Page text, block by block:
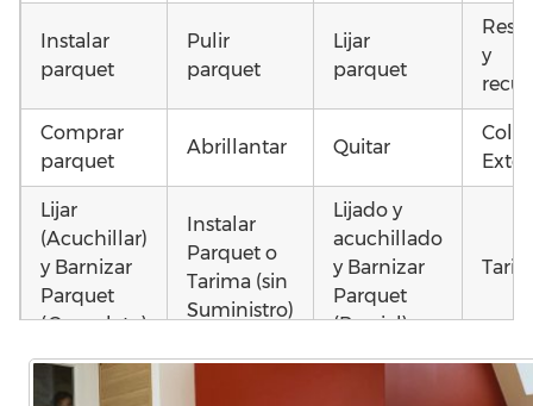
Instalar
parquet
Pulir
parquet
Lijar
parquet
y
Comprar
parquet
Abrillantar Quitar
Lijar
(Acuchillar)
y Barnizar
Parquet
(Completo)
Instalar
Parquet o
Tarima (sin
Suministro)
Lijado y
acuchillado
y Barnizar
Parquet
(Parcial)
Poner